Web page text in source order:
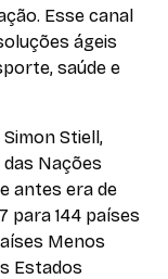
Esse canal
ágeis
saúde e
Stiell,
das Nações
antes era de
para 144 países
Menos
Estados